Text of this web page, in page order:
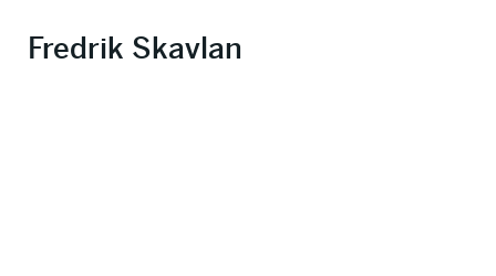
Fredrik Skavlan